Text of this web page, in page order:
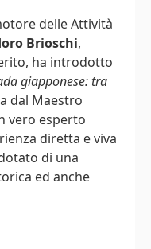
delle Attività
Brioschi,
ha introdotto
giapponese: tra
dal Maestro
vero esperto
diretta e viva
di una
ed anche